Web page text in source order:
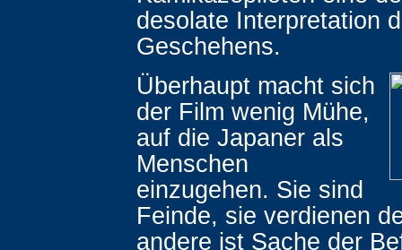
desolate Interpretation
Geschehens.
Überhaupt macht sich
der Film wenig Mühe,
auf die Japaner als
Menschen
einzugehen. Sie sind
Feinde, sie verdienen
andere ist Sache der